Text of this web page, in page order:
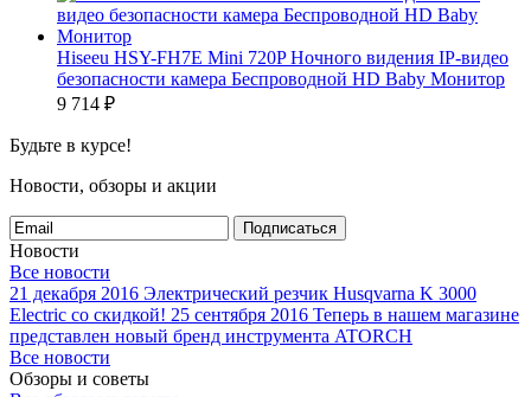
Hiseeu HSY-FH7E Mini 720P Ночного видения IP-видео
безопасности камера Беспроводной HD Baby Монитор
9 714 ₽
Будьте в курсе!
Новости, обзоры и акции
Подписаться
Новости
Все новости
21 декабря 2016 Электрический резчик Husqvarna K 3000
Electric со скидкой! 25 сентября 2016 Теперь в нашем магазине
представлен новый бренд инструмента ATORCH
Все новости
Обзоры и советы